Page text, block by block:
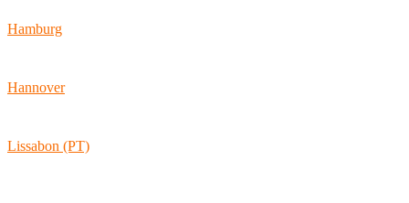
Hamburg
Hannover
Lissabon (PT)